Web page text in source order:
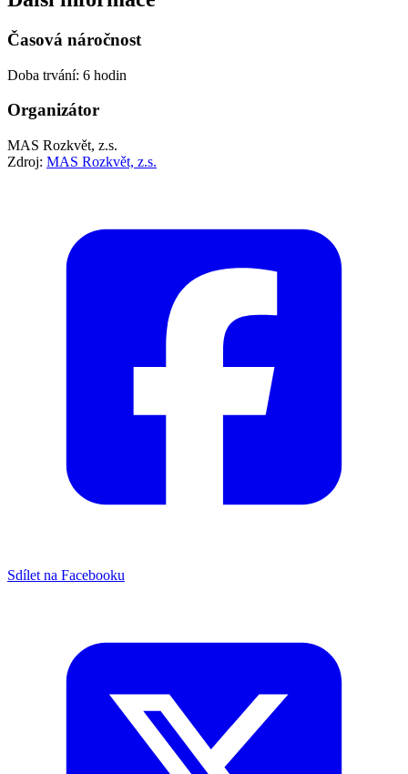
Časová náročnost
Doba trvání: 6 hodin
Organizátor
MAS Rozkvět, z.s.
Zdroj: MAS Rozkvět, z.s.
Sdílet na Facebooku